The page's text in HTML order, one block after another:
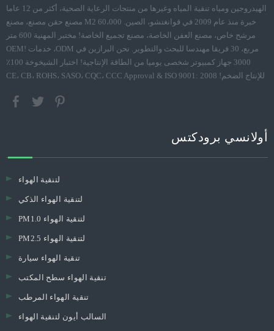
الهيدروجين ومياه تنقية المياه وغيرها من منتجات الرعاية الصحية، أكثر من 12 عاما
خبرة منذ عام 2009 في قوانغتشو، الصين. 60،000 M2 مصنع حقن مصنع، مصنع
مرشح خاص، مصنع العفن الخاصة، مصنع تجميع الخاصة! مختبر المهنية 600 متر
مربع، 30 فريقا مهندسا للبحث والتطوير. نحن البرازين في ODM، خدمات OEM!
3000 جهاز كمبيوتر شخصى يوميا من الطاقة الإنتاجية! اختبار الشيخوخة 100٪
للإنتاج الضخم! CE، CB، ROHS، SASO، CQC، CCC Approval & ISO 9001: 2008
أولانسي برودكتس
لتنقية الهواء
لتنقية الهواء الذكي
PM1.0 لتنقية الهواء
PM2.5 لتنقية الهواء
تنقية الهواء سيارة
تنقية الهواء سطح المكتب
تنقية الهواء المرطب
السالب أيون لتنقية الهواء